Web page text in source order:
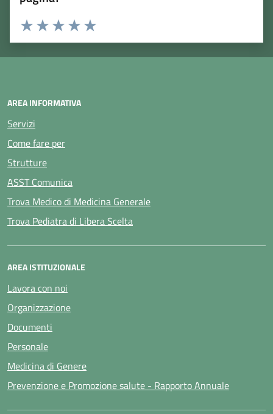
Rating:
Valuta 5 stelle su 5
Valuta 4 stelle su 5
Valuta 3 stelle su 5
Valuta 2 stelle su 5
Valuta 1 stelle su 5
AREA INFORMATIVA
Servizi
Come fare per
Strutture
ASST Comunica
Trova Medico di Medicina Generale
Trova Pediatra di Libera Scelta
AREA ISTITUZIONALE
Lavora con noi
Organizzazione
Documenti
Personale
Medicina di Genere
Prevenzione e Promozione salute - Rapporto Annuale